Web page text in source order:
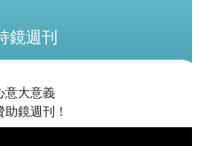
鏡週刊
意大意義
鏡週刊！